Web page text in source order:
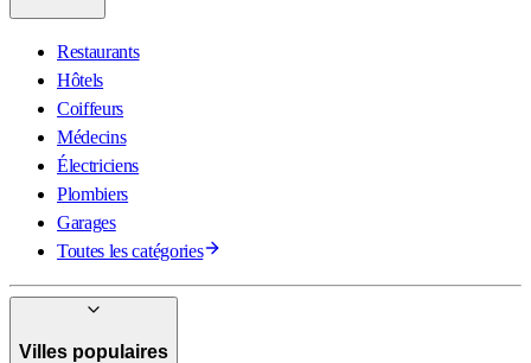
Restaurants
Hôtels
Coiffeurs
Médecins
Électriciens
Plombiers
Garages
Toutes les catégories
Villes populaires